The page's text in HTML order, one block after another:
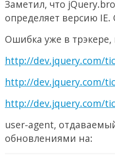
Заметил, что
определяет версию
Ошибка уже в
http://dev.jquery.com/
http://dev.jquery.com/
http://dev.jquery.com/
user-agent,
обновлениями на: